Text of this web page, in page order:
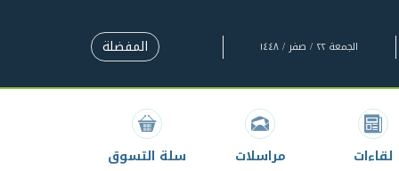
الجمعة ٢٢ / صفر / ١٤٤٨ المفضلة
لقاءات مراسلات سلة التسوق